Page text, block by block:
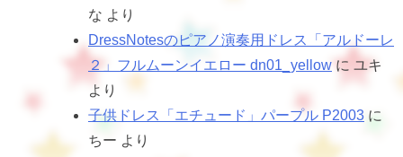
な より
DressNotesのピアノ演奏用ドレス「アルドーレ
２」フルムーンイエロー dn01_yellow に ユキ
より
子供ドレス「エチュード」パープル P2003 に
ちー より